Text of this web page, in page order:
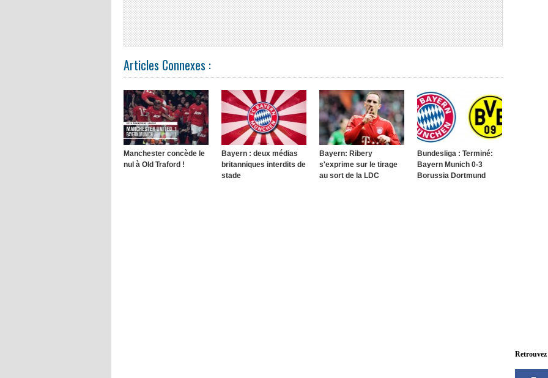
Articles Connexes :
Manchester concède le
nul à Old Traford !
Bayern : deux médias
britanniques interdits de
stade
Bayern: Ribery
s'exprime sur le tirage
au sort de la LDC
Bundesliga : Terminé:
Bayern Munich 0-3
Borussia Dortmund